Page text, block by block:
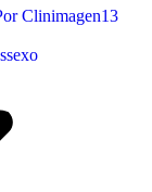
Clinimagen13
sexo